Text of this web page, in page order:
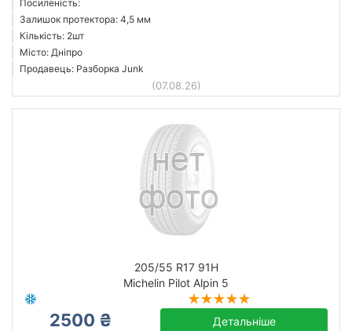
Посиленість:
Залишок протектора: 4,5 мм
Кількість: 2шт
Місто: Дніпро
Продавець: Разборка Junk
(07.08.26)
205/55 R17 91H
Michelin Pilot Alpin 5
2500 ₴ Детальніше